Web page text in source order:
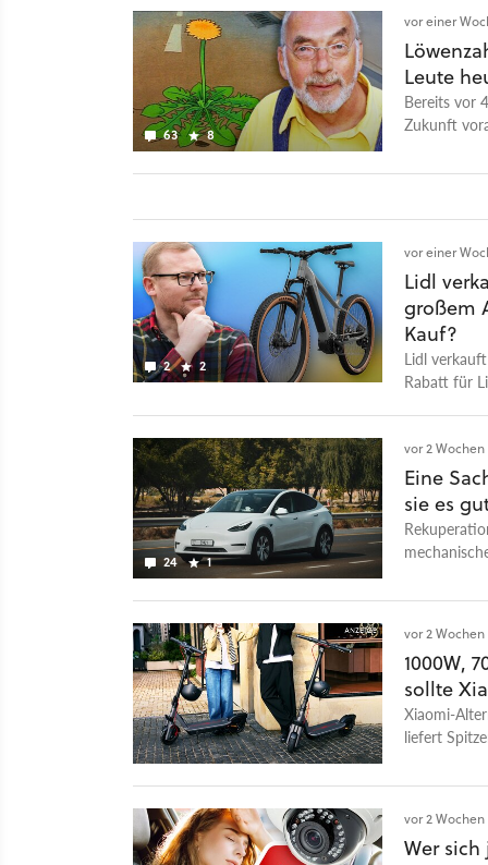
63 8
vor einer
Leute
Bereits vor
Zukunft
2 2
vor einer
Lidl
großem
Kauf?
Lidl
Rabatt für
24 1
vor 2 Wochen
Eine
sie es
vor 2 Wochen
1000W,
sollte
Xiaomi-
liefert
vor 2 Wochen
Wer